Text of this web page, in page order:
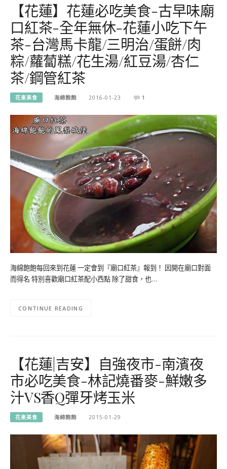
【花蓮】花蓮必吃美食-古早味廟
口紅茶-全年無休-花蓮小吃下午
茶-台灣馬卡龍/三明治/蛋餅/肉
粽/蘿蔔糕/花生湯/紅豆湯/杏仁
茶/鋼管紅茶
花東美食 海綿飽飽 2016-01-23 1
海綿飽飽每回來到花蓮 一定會到『廟口紅茶』報到！ 因開在廟口對面
而得名 特別喜歡廟口紅茶配小西點 除了甜食，也…
CONTINUE READING
【花蓮|吉安】自強夜市-南濱夜
市必吃美食-林記燒番麥-鮮嫩多
汁VS香Q彈牙烤玉米
花東美食 海綿飽飽 2015-01-29